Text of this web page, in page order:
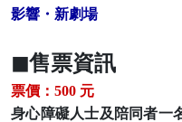
影響・新劇場
◼售票資訊
票價：500 元
身心障礙人士及陪同者一